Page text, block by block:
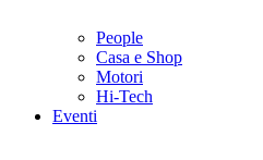
People
Casa e Shop
Motori
Hi-Tech
Eventi